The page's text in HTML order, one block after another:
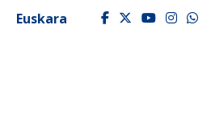
Euskara facebook
twitter